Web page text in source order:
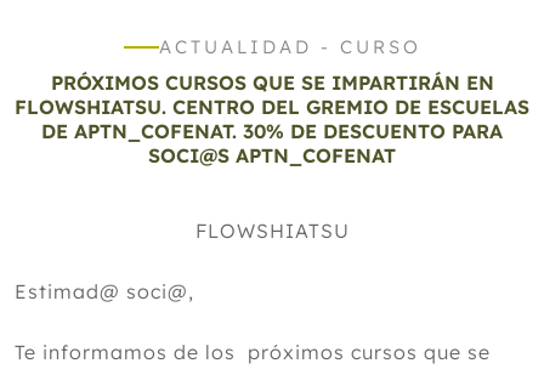
ACTUALIDAD - CURSO
PRÓXIMOS CURSOS QUE SE IMPARTIRÁN EN
FLOWSHIATSU. CENTRO DEL GREMIO DE ESCUELAS
DE APTN_COFENAT. 30% DE DESCUENTO PARA
SOCI@S APTN_COFENAT
FLOWSHIATSU
Estimad@ soci@,
Te informamos de los próximos cursos que se